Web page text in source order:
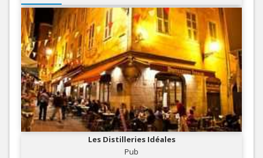
Les Distilleries Idéales
Pub